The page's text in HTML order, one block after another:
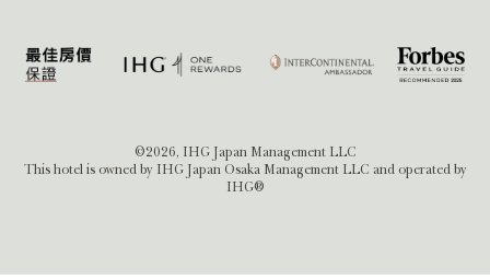
©2026, IHG Japan Management LLC
This hotel is owned by IHG Japan Osaka Management LLC and operated by
IHG®